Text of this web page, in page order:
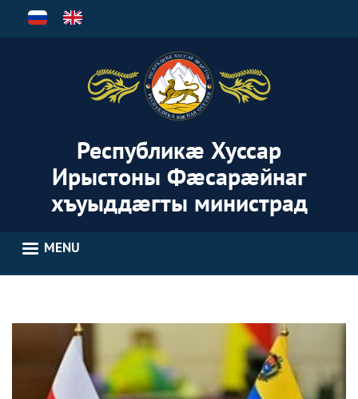
Республикæ Хуссар
Ирыстоны Фæсарæйнаг
хъуыддæгты министрад
MENU